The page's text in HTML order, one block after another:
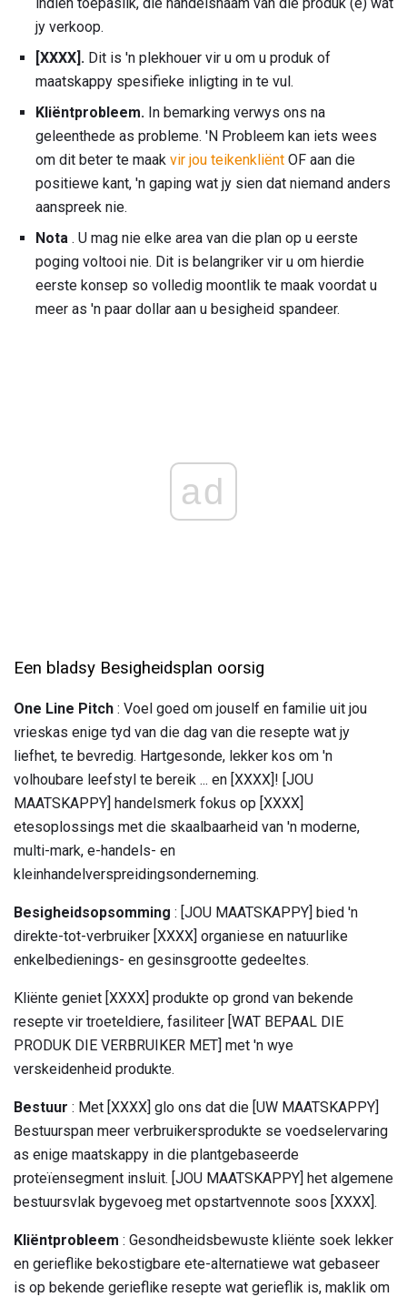
indien toepaslik, die handelsnaam van die produk (e) wat
jy verkoop.
[XXXX]. Dit is 'n plekhouer vir u om u produk of
maatskappy spesifieke inligting in te vul.
Kliëntprobleem. In bemarking verwys ons na
geleenthede as probleme. 'N Probleem kan iets wees
om dit beter te maak vir jou teikenkliënt OF aan die
positiewe kant, 'n gaping wat jy sien dat niemand anders
aanspreek nie.
Nota . U mag nie elke area van die plan op u eerste
poging voltooi nie. Dit is belangriker vir u om hierdie
eerste konsep so volledig moontlik te maak voordat u
meer as 'n paar dollar aan u besigheid spandeer.
ad
Een bladsy Besigheidsplan oorsig
One Line Pitch : Voel goed om jouself en familie uit jou
vrieskas enige tyd van die dag van die resepte wat jy
liefhet, te bevredig. Hartgesonde, lekker kos om 'n
volhoubare leefstyl te bereik ... en [XXXX]! [JOU
MAATSKAPPY] handelsmerk fokus op [XXXX]
etesoplossings met die skaalbaarheid van 'n moderne,
multi-mark, e-handels- en
kleinhandelverspreidingsonderneming.
Besigheidsopsomming : [JOU MAATSKAPPY] bied 'n
direkte-tot-verbruiker [XXXX] organiese en natuurlike
enkelbedienings- en gesinsgrootte gedeeltes.
Kliënte geniet [XXXX] produkte op grond van bekende
resepte vir troeteldiere, fasiliteer [WAT BEPAAL DIE
PRODUK DIE VERBRUIKER MET] met 'n wye
verskeidenheid produkte.
Bestuur : Met [XXXX] glo ons dat die [UW MAATSKAPPY]
Bestuurspan meer verbruikersprodukte se voedselervaring
as enige maatskappy in die plantgebaseerde
proteïensegment insluit. [JOU MAATSKAPPY] het algemene
bestuursvlak bygevoeg met opstartvennote soos [XXXX].
Kliëntprobleem : Gesondheidsbewuste kliënte soek lekker
en gerieflike bekostigbare ete-alternatiewe wat gebaseer
is op bekende gerieflike resepte wat gerieflik is, maklik om